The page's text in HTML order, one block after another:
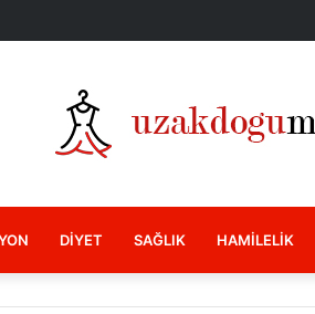
DIYET SAĞLIK HAMILELIK